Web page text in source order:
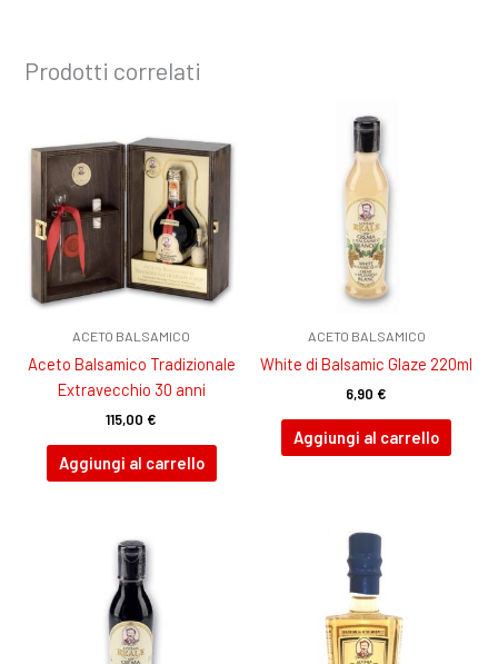
Prodotti correlati
ACETO BALSAMICO
Aceto Balsamico Tradizionale
Extravecchio 30 anni
115,00 €
Aggiungi al carrello
ACETO BALSAMICO
White di Balsamic Glaze 220ml
6,90 €
Aggiungi al carrello